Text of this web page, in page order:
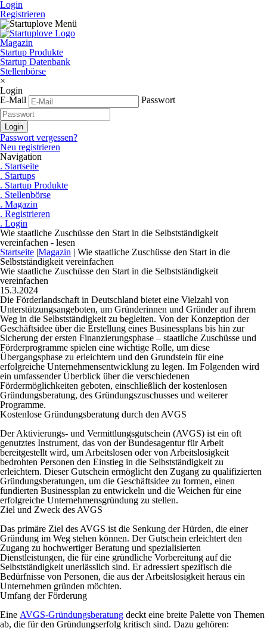
Login
Registrieren
Magazin
Startup Produkte
Startup Datenbank
Stellenbörse
×
Login
E-Mail
Passwort
Passwort vergessen?
Neu registrieren
Navigation
. Startseite
. Startups
. Startup Produkte
. Stellenbörse
. Magazin
. Registrieren
. Login
Wie staatliche Zuschüsse den Start in die Selbstständigkeit
vereinfachen - lesen
Startseite |Magazin | Wie staatliche Zuschüsse den Start in die
Selbstständigkeit vereinfachen
Wie staatliche Zuschüsse den Start in die Selbstständigkeit
vereinfachen
15.3.2024
Die Förderlandschaft in Deutschland bietet eine Vielzahl von
Unterstützungsangeboten, um Gründerinnen und Gründer auf ihrem
Weg in die Selbstständigkeit zu begleiten. Von der Konzeption der
Geschäftsidee über die Erstellung eines Businessplans bis hin zur
Sicherung der ersten Finanzierungsphase – staatliche Zuschüsse und
Förderprogramme spielen eine wichtige Rolle, um diese
Übergangsphase zu erleichtern und den Grundstein für eine
erfolgreiche Unternehmensentwicklung zu legen. Im Folgenden wird
ein umfassender Überblick über die verschiedenen
Fördermöglichkeiten geboten, einschließlich der kostenlosen
Gründungsberatung, des Gründungszuschusses und weiterer
Programme.
Kostenlose Gründungsberatung durch den AVGS
Der Aktivierungs- und Vermittlungsgutschein (AVGS) ist ein oft
genutztes Instrument, das von der Bundesagentur für Arbeit
bereitgestellt wird, um Arbeitslosen oder von Arbeitslosigkeit
bedrohten Personen den Einstieg in die Selbstständigkeit zu
erleichtern. Dieser Gutschein ermöglicht den Zugang zu qualifizierten
Gründungsberatungen, um die Geschäftsidee zu formen, einen
fundierten Businessplan zu entwickeln und die Weichen für eine
erfolgreiche Unternehmensgründung zu stellen.
Ziel und Zweck des AVGS
Das primäre Ziel des AVGS ist die Senkung der Hürden, die einer
Gründung im Weg stehen können. Der Gutschein erleichtert den
Zugang zu hochwertiger Beratung und spezialisierten
Dienstleistungen, die für eine gründliche Vorbereitung auf die
Selbstständigkeit unerlässlich sind. Er adressiert spezifisch die
Bedürfnisse von Personen, die aus der Arbeitslosigkeit heraus ein
Unternehmen gründen möchten.
Umfang der Förderung
Eine AVGS-Gründungsberatung deckt eine breite Palette von Themen
ab, die für den Gründungserfolg kritisch sind. Dazu gehören: